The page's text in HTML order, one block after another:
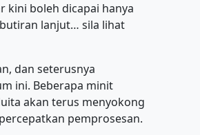
kini boleh dicapai hanya
lanjut… sila lihat
dan seterusnya
ini. Beberapa minit
akan terus menyokong
pemprosesan.